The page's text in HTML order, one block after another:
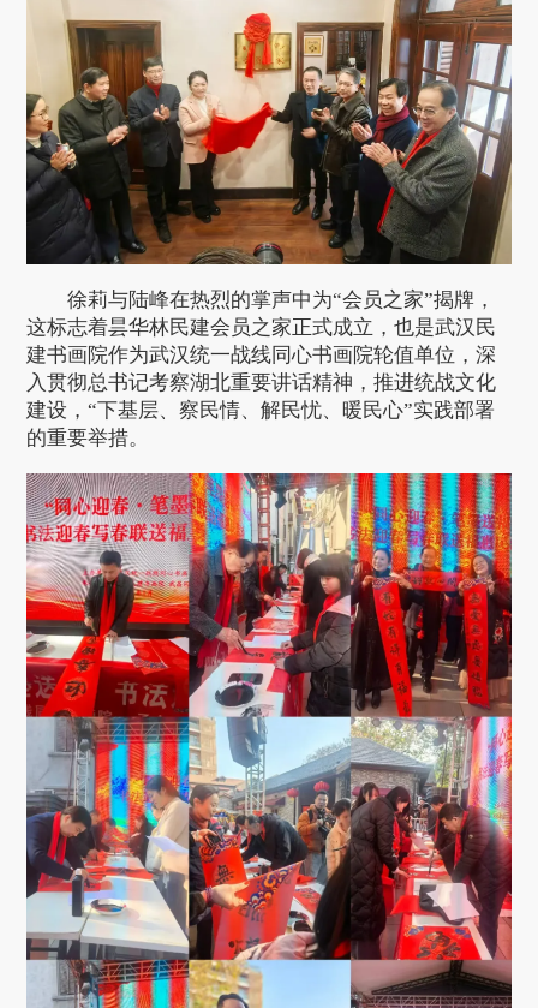
徐莉与陆峰在热烈的掌声中为“会员之家”揭牌，
这标志着昙华林民建会员之家正式成立，也是武汉民
建书画院作为武汉统一战线同心书画院轮值单位，深
入贯彻总书记考察湖北重要讲话精神，推进统战文化
建设，“下基层、察民情、解民忧、暖民心”实践部署
的重要举措。